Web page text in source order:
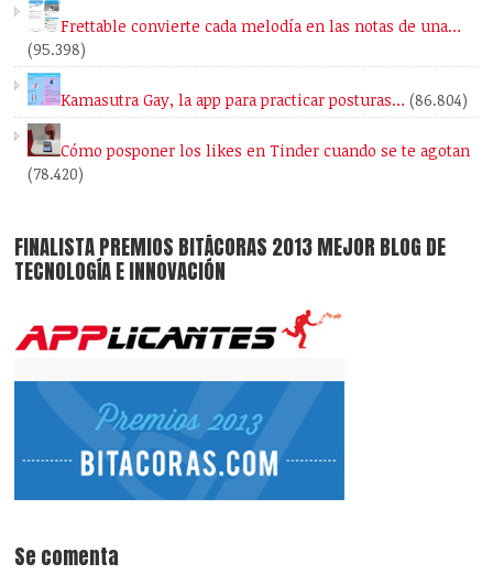
Frettable convierte cada melodía en las notas de una…
(95.398)
Kamasutra Gay, la app para practicar posturas… (86.804)
Cómo posponer los likes en Tinder cuando se te agotan
(78.420)
FINALISTA PREMIOS BITÁCORAS 2013 MEJOR BLOG DE
TECNOLOGÍA E INNOVACIÓN
Se comenta